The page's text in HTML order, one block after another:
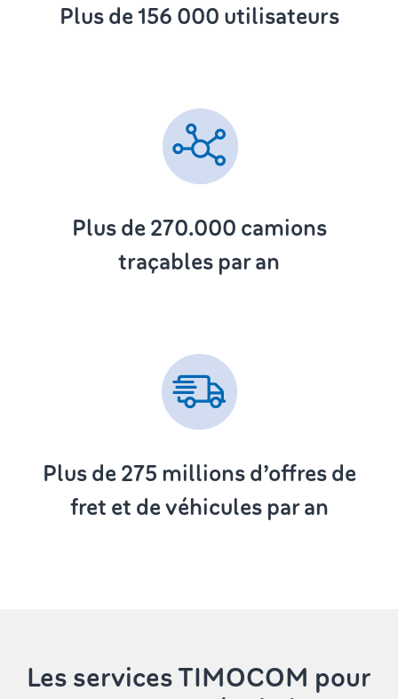
Plus de 156 000 utilisateurs
Plus de 270.000 camions
traçables par an
Plus de 275 millions d’offres de
fret et de véhicules par an
Les services TIMOCOM pour